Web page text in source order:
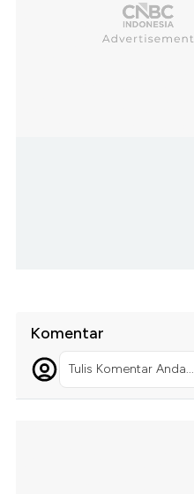
Komentar
Tulis Komentar Anda...